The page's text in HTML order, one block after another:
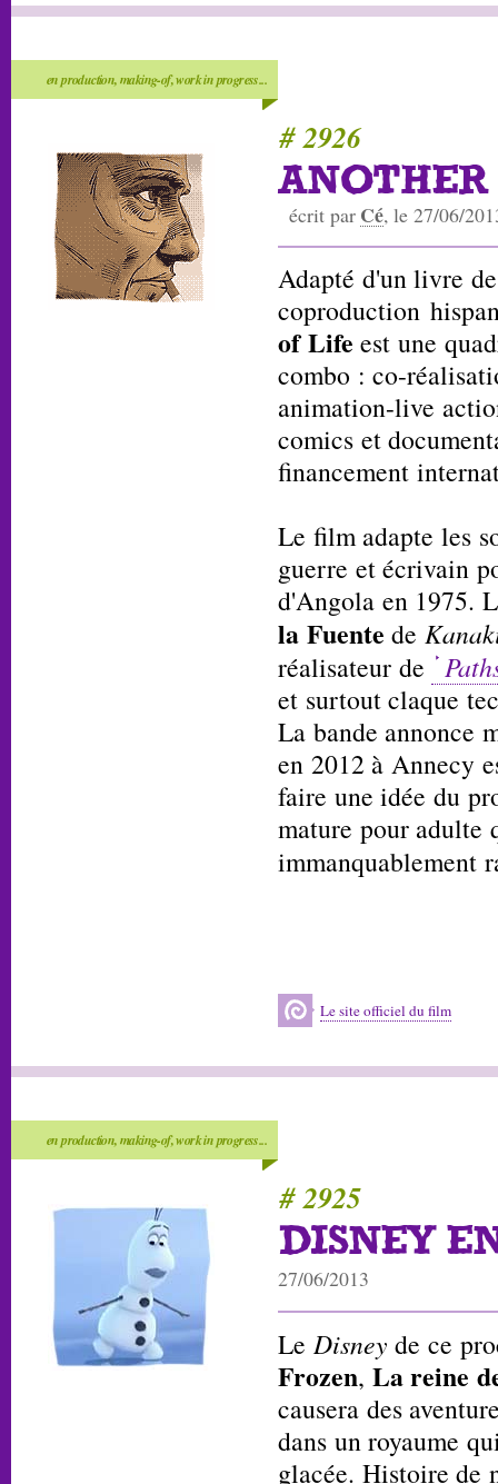
en production, making-of, work in progress...
# 2926
écrit par Cé, le 27/06/
Adapté d'un livre
coproduction
of Life est une
combo : co-
animation-live
comics et
financement
Le film adapte les
guerre et écrivain
d'Angola en 1975.
la Fuente de
réalisateur de
et surtout claque
La bande annonce
en 2012 à Annecy
faire une idée du
mature pour adulte
immanquablement
Le site officiel du film
en production, making-of, work in progress...
# 2925
DISNEY
27/06/2013
Le Disney de ce
Frozen, La reine
causera des
dans un royaume
glacée. Histoire de